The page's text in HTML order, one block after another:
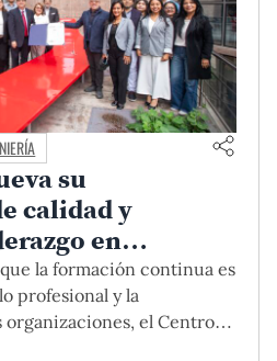
su
calidad y
en
la formación continua es
profesional y la
el Centro
de la Pontificia